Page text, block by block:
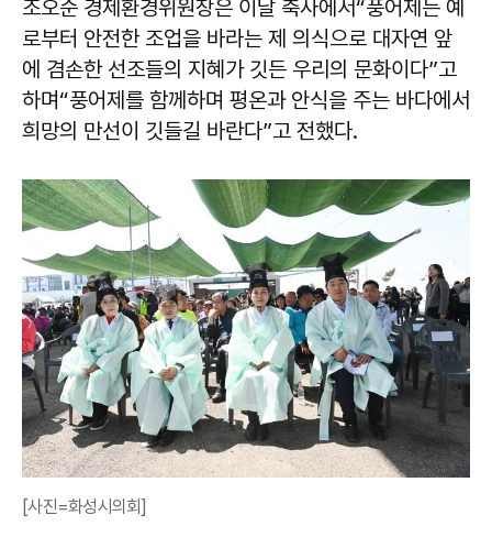
조오순 경제환경위원장은 이날 축사에서“풍어제는 예
로부터 안전한 조업을 바라는 제 의식으로 대자연 앞
에 겸손한 선조들의 지혜가 깃든 우리의 문화이다”고
하며“풍어제를 함께하며 평온과 안식을 주는 바다에서
희망의 만선이 깃들길 바란다”고 전했다.
[사진=화성시의회]